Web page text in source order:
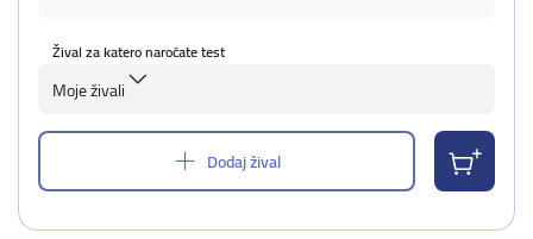
Žival za katero naročate test
Moje živali
Dodaj žival